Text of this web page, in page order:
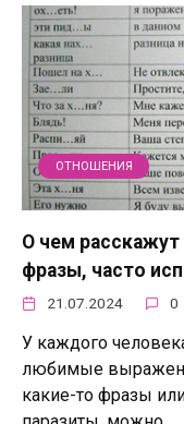
ОТНОШЕНИЯ
О чем
фразы, часто
21.07.2024 0
У каждого
любимые
какие-то фразы